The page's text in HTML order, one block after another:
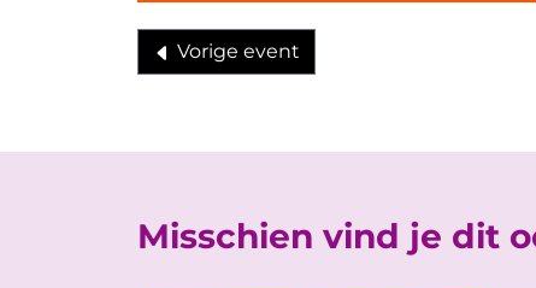
Vorige event
Misschien vind je dit